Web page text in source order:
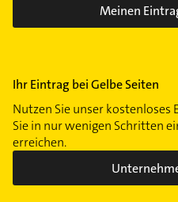
Meinen
Ihr Eintrag bei Gelbe Seiten
Nutzen Sie unser
Sie in nur wenigen Schritten
erreichen.